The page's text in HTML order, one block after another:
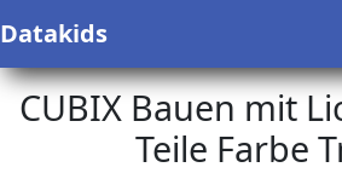
Datakids
CUBIX Bauen mit
Teile Farbe